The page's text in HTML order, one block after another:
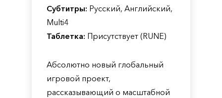
Субтитры: Русский, Английский,
Multi4
Таблетка: Присутствует (RUNE)
Абсолютно новый глобальный
игровой проект,
рассказывающий о масштабной